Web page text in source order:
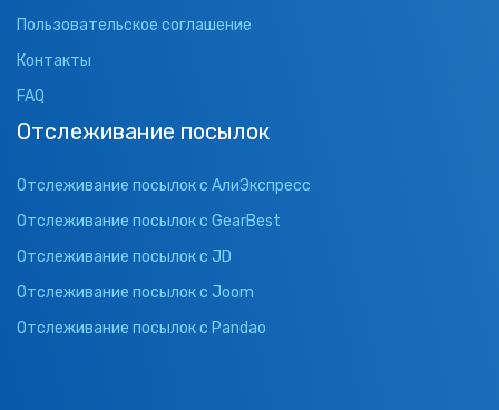
Пользовательское соглашение
Контакты
FAQ
Отслеживание посылок
Отслеживание посылок с АлиЭкспресс
Отслеживание посылок с GearBest
Отслеживание посылок с JD
Отслеживание посылок с Joom
Отслеживание посылок с Pandao